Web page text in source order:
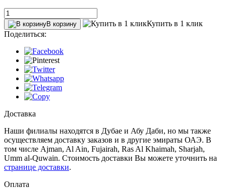
В корзину
Купить в 1 клик
Поделиться:
Доставка
Наши филиалы находятся в Дубае и Абу Даби, но мы также
осуществляем доставку заказов и в другие эмираты ОАЭ. В
том числе Ajman, Al Ain‎, Fujairah, Ras Al Khaimah, Sharjah,
Umm al-Quwain. Стоимость доставки Вы можете уточнить на
странице доставки.
Оплата